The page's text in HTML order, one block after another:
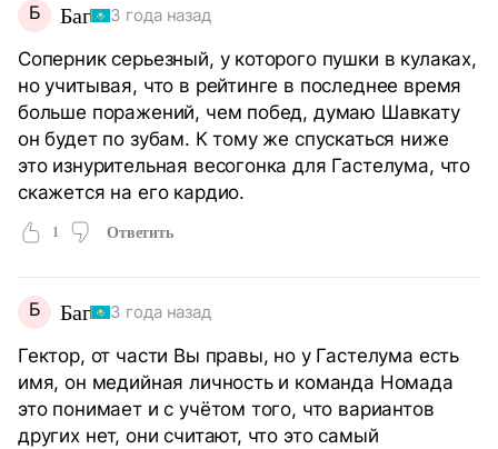
Б Баг 3 года назад
Соперник серьезный, у которого пушки в кулаках,
но учитывая, что в рейтинге в последнее время
больше поражений, чем побед, думаю Шавкату
он будет по зубам. К тому же спускаться ниже
это изнурительная весогонка для Гастелума, что
скажется на его кардио.
1 Ответить
Б Баг 3 года назад
Гектор, от части Вы правы, но у Гастелума есть
имя, он медийная личность и команда Номада
это понимает и с учётом того, что вариантов
других нет, они считают, что это самый